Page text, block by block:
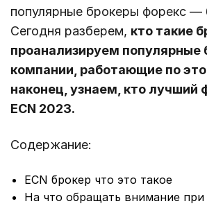
популярные брокеры форекс —
Сегодня разберем, кто такие
проанализируем популярные
компании, работающие по
наконец, узнаем, кто лучший
ECN 2023.
Содержание:
ECN брокер что это такое
На что обращать внимание при